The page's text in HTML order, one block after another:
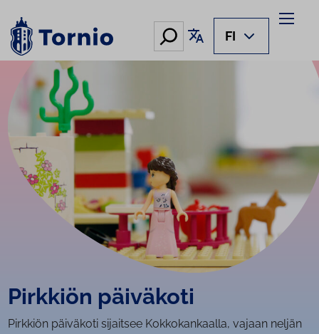
sisältöön
Hae Käännä sivu
FI
Pirkkiön päiväkoti
Pirkkiön päiväkoti sijaitsee Kokkokankaalla, vajaan neljän